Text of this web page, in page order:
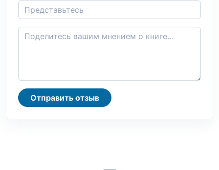
Отправить отзыв